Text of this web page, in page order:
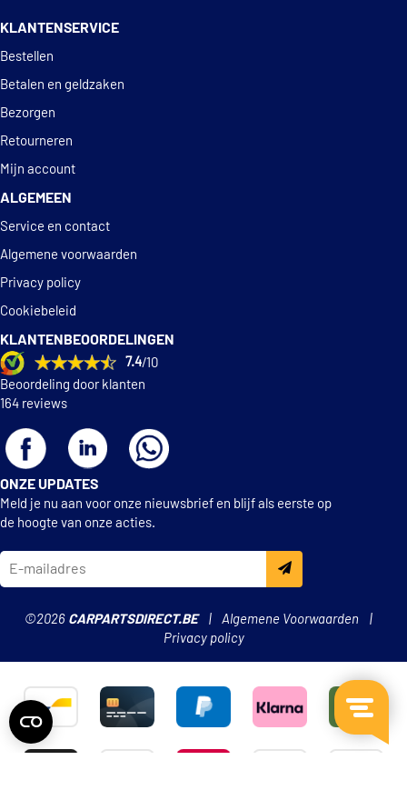
KLANTENSERVICE
Bestellen
Betalen en geldzaken
Bezorgen
Retourneren
Mijn account
ALGEMEEN
Service en contact
Algemene voorwaarden
Privacy policy
Cookiebeleid
KLANTENBEOORDELINGEN
7.4/10
Beoordeling door klanten
164 reviews
ONZE UPDATES
Meld je nu aan voor onze nieuwsbrief en blijf als eerste op
de hoogte van onze acties.
©2026 CARPARTSDIRECT.BE
Algemene Voorwaarden
Privacy policy